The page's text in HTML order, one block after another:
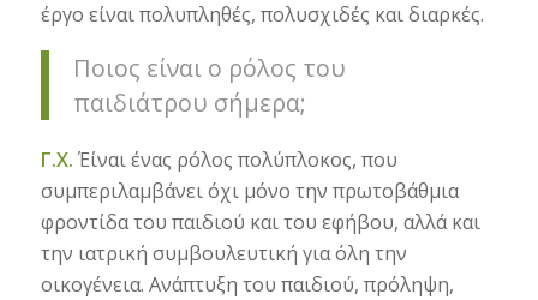
έργο είναι πολυπληθές, πολυσχιδές και διαρκές.
Ποιος είναι ο ρόλος του
παιδιάτρου σήμερα;
Γ.Χ. Έίναι ένας ρόλος πολύπλοκος, που
συμπεριλαμβάνει όχι μόνο την πρωτοβάθμια
φροντίδα του παιδιού και του εφήβου, αλλά και
την ιατρική συμβουλευτική για όλη την
οικογένεια. Ανάπτυξη του παιδιού, πρόληψη,